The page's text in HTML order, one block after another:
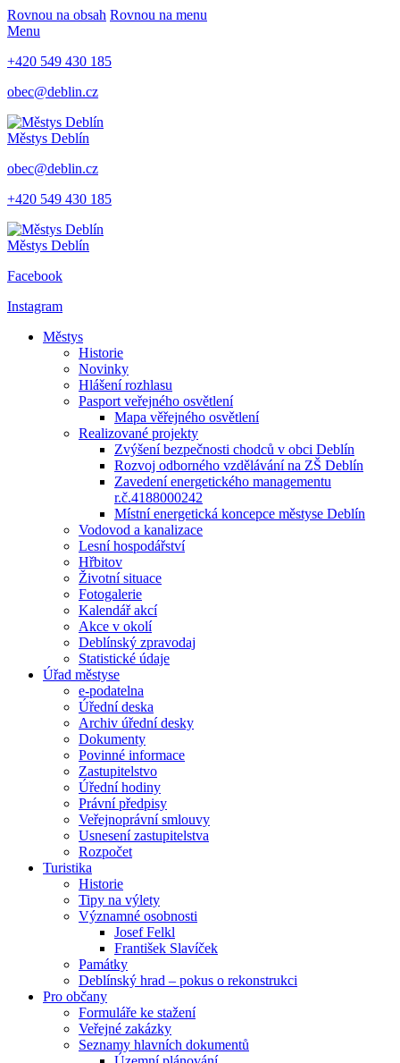
Rovnou na obsah Rovnou na menu
Menu
+420 549 430 185
obec@deblin.cz
Městys Deblín
obec@deblin.cz
+420 549 430 185
Městys Deblín
Facebook
Instagram
Městys
Historie
Novinky
Hlášení rozhlasu
Pasport veřejného osvětlení
Mapa věřejného osvětlení
Realizované projekty
Zvýšení bezpečnosti chodců v obci Deblín
Rozvoj odborného vzdělávání na ZŠ Deblín
Zavedení energetického managementu
r.č.4188000242
Místní energetická koncepce městyse Deblín
Vodovod a kanalizace
Lesní hospodářství
Hřbitov
Životní situace
Fotogalerie
Kalendář akcí
Akce v okolí
Deblínský zpravodaj
Statistické údaje
Úřad městyse
e-podatelna
Úřední deska
Archiv úřední desky
Dokumenty
Povinné informace
Zastupitelstvo
Úřední hodiny
Právní předpisy
Veřejnoprávní smlouvy
Usnesení zastupitelstva
Rozpočet
Turistika
Historie
Tipy na výlety
Významné osobnosti
Josef Felkl
František Slavíček
Památky
Deblínský hrad – pokus o rekonstrukci
Pro občany
Formuláře ke stažení
Veřejné zakázky
Seznamy hlavních dokumentů